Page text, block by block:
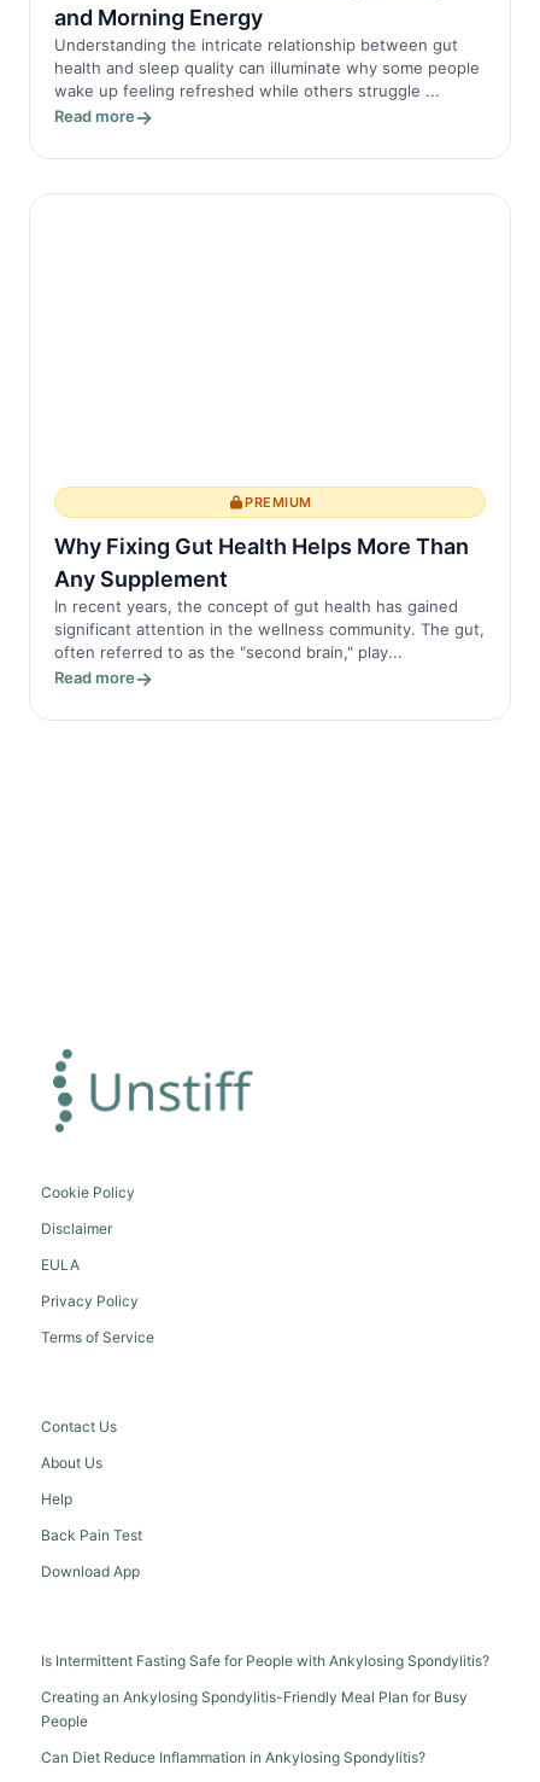
and Morning Energy
Understanding the intricate relationship between gut
health and sleep quality can illuminate why some people
wake up feeling refreshed while others struggle ...
Read more
PREMIUM
Why Fixing Gut Health Helps More Than
Any Supplement
In recent years, the concept of gut health has gained
significant attention in the wellness community. The gut,
often referred to as the "second brain," play...
Read more
Cookie Policy
Disclaimer
EULA
Privacy Policy
Terms of Service
Contact Us
About Us
Help
Back Pain Test
Download App
Is Intermittent Fasting Safe for People with Ankylosing Spondylitis?
Creating an Ankylosing Spondylitis-Friendly Meal Plan for Busy
People
Can Diet Reduce Inflammation in Ankylosing Spondylitis?